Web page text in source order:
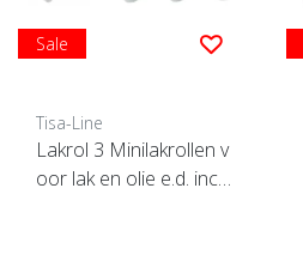
Sale
Tisa-Line
Lakrol 3 Minilakrollen v
oor lak en olie e.d. incl